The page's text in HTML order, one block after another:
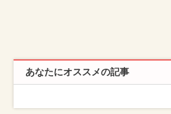
あなたにオススメの記事